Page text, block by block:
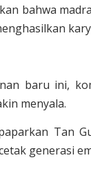
bahwa
baru ini,
menyala.
Tan
generasi